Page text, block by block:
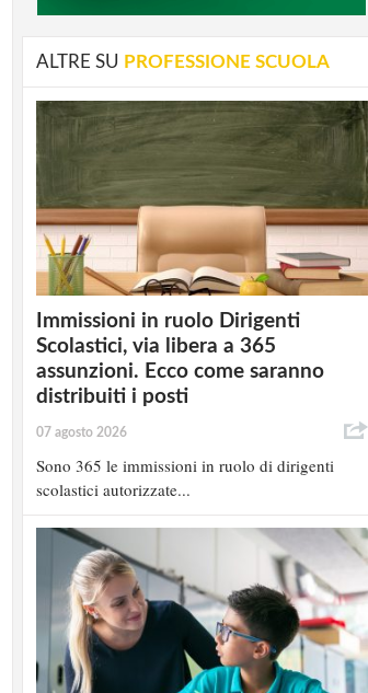
ALTRE SU PROFESSIONE SCUOLA
Immissioni in ruolo Dirigenti
Scolastici, via libera a 365
assunzioni. Ecco come saranno
distribuiti i posti
07 agosto 2026
Sono 365 le immissioni in ruolo di dirigenti
scolastici autorizzate...